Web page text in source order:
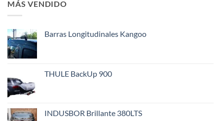
MÁS VENDIDO
Barras Longitudinales Kangoo
THULE BackUp 900
INDUSBOR Brillante 380LTS